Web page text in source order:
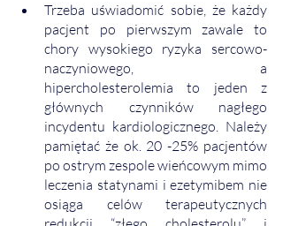
Trzeba uświadomić sobie, że każdy
pacjent po pierwszym zawale to
chory wysokiego ryzyka sercowo-
naczyniowego, a
hipercholesterolemia to jeden z
głównych czynników nagłego
incydentu kardiologicznego. Należy
pamiętać że ok. 20 -25% pacjentów
po ostrym zespole wieńcowym mimo
leczenia statynami i ezetymibem nie
osiąga celów terapeutycznych